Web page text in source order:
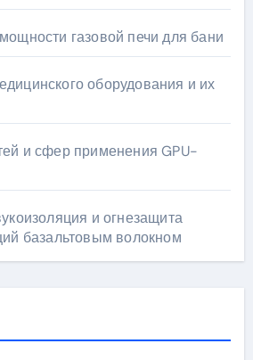
газовой печи для бани
оборудования и их
и сфер применения GPU-
и огнезащита
базальтовым волокном